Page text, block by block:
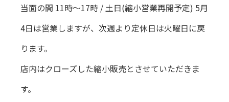
当面の間 11時〜17時 / 土日(縮小営業再開予定) 5月
4日は営業しますが、次週より定休日は火曜日に戻
ります。
店内はクローズした縮小販売とさせていただきま
す。